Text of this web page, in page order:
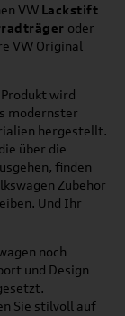
VW Lackstift
oder
VW Original
wird
modernster
hergestellt.
über die
finden
Zubehör
Und Ihr
noch
und Design
Sie stilvoll auf